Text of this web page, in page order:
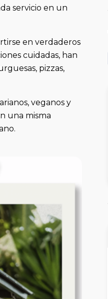
servicio en un
en verdaderos
cuidadas, han
pizzas,
veganos y
una misma